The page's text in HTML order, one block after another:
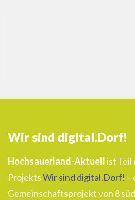
Wir sind digital.Dorf!
Hochsauerland-Aktuellist Teil
ProjektsWir sind digital.Dorf! –
Gemeinschaftsprojekt von 8